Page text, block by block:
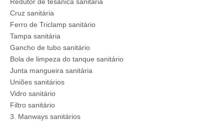
Cruz sanitária
Ferro de Triclamp sanitário
Tampa sanitária
Gancho de tubo sanitário
Bola de limpeza do tanque sanitário
Junta mangueira sanitária
Uniões sanitários
Vidro sanitário
Filtro sanitário
3. Manways sanitários